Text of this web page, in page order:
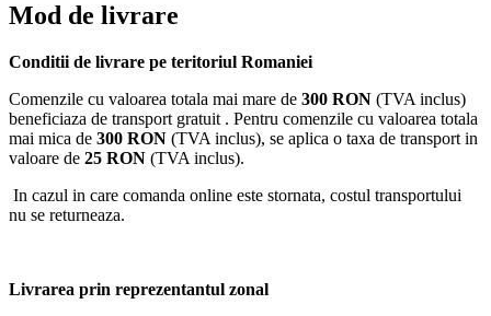
Mod de livrare
Conditii de livrare pe teritoriul Romaniei
Comenzile cu valoarea totala mai mare de 300 RON (TVA inclus)
beneficiaza de transport gratuit . Pentru comenzile cu valoarea totala
mai mica de 300 RON (TVA inclus), se aplica o taxa de transport in
valoare de 25 RON (TVA inclus).
In cazul in care comanda online este stornata, costul transportului
nu se returneaza.
Livrarea prin reprezentantul zonal